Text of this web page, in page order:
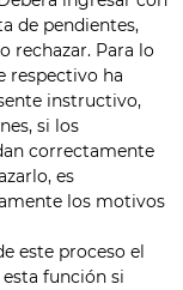
de pendientes,
rechazar. Para lo
respectivo ha
instructivo,
si los
correctamente
es
los motivos
este proceso el
función si